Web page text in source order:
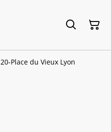
20-Place du Vieux Lyon